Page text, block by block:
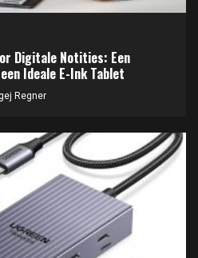
Digitale Notities: Een
Ideale E-Ink Tablet
Regner